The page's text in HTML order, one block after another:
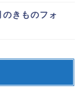
のきものフォ